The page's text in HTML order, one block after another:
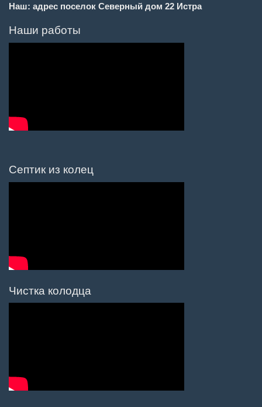
Наш: адрес поселок Северный дом 22 Истра
Наши работы
Септик из колец
Чистка колодца